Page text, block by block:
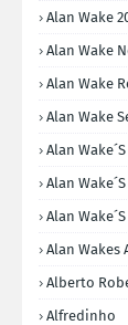
Alan Wake
Alan Wake
Alan Wake
Alan Wake
Alan Wake´s
Alan
Alan
Alan Wakes
Alberto
Alfredinho